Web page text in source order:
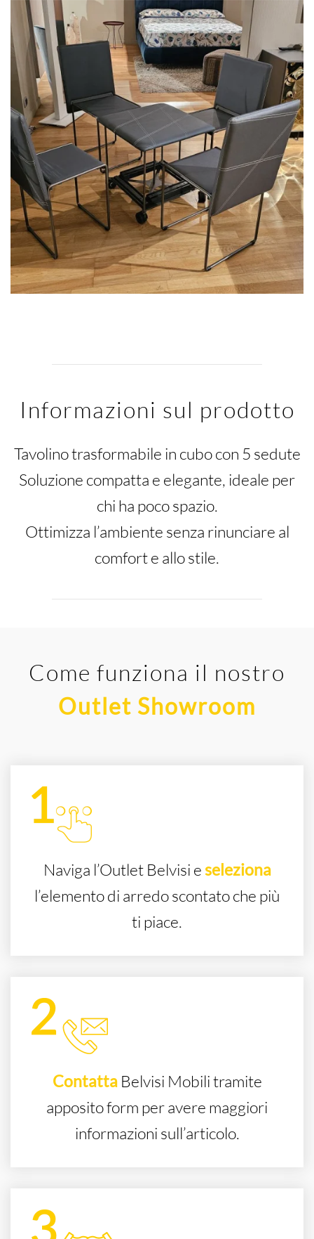
Informazioni sul prodotto
Tavolino trasformabile in cubo con 5 sedute
Soluzione compatta e elegante, ideale per
chi ha poco spazio.
Ottimizza l’ambiente senza rinunciare al
comfort e allo stile.
Come funziona il nostro
Outlet Showroom
Naviga l’Outlet Belvisi eseleziona
l’elemento di arredo scontato che più
ti piace.
ContattaBelvisi Mobili tramite
apposito form per avere maggiori
informazioni sull’articolo.